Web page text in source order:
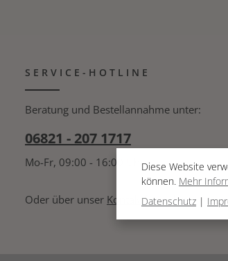
SERVICE-HOTLINE
Beratung und Bestellannahme unter:
06821 - 207 1717
Mo-Fr, 09:00 - 16:00 Uhr
Oder über unser Kontaktformular .
Diese Website
können. Mehr
Datenschutz |